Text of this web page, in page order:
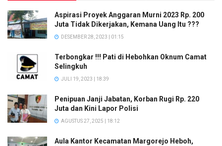
Aspirasi Proyek Anggaran Murni 2023 Rp. 200
Juta Tidak Dikerjakan, Kemana Uang Itu ???
DESEMBER 28, 2023 | 01:15
Terbongkar !!! Pati di Hebohkan Oknum Camat
Selingkuh
JULI 19, 2023 | 18:39
Penipuan Janji Jabatan, Korban Rugi Rp. 220
Juta dan Kini Lapor Polisi
AGUSTUS 27, 2025 | 18:12
Aula Kantor Kecamatan Margorejo Heboh,